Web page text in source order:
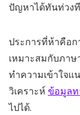
ปัญหาได้ทันท่วง
ประการที่ห้าคือก
เหมาะสมกับภา
ทำความเข้าใจแ
วิเคราะห์ ข้อมูลท
ไปได้.